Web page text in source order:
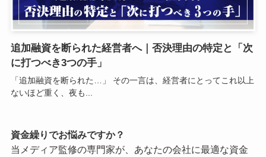
追加融資を断られた経営者へ｜否決理由の特定と「次
に打つべき3つの手」
「追加融資を断られた…」 その一言は、経営者にとってこれ以上
ないほど重く、夜も...
資金繰りでお悩みですか？
当メディア監修の専門家が、あなたの会社に最適な資金